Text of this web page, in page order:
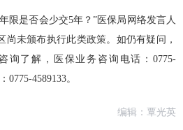
限是否会少交5年？”医保局网络发言人
尚未颁布执行此类政策。如仍有疑问，
询了解，医保业务咨询电话：0775-
0775-4589133。
编辑：覃光英